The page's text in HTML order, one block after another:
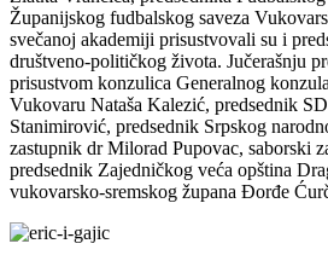
Županijskog fudbalskog saveza
svečanoj akademiji prisustvovali su i
društveno-političkog života. Jučerašnju
prisustvom konzulica Generalnog
Vukovaru Nataša Kalezić, predsednik
Stanimirović, predsednik Srpskog
zastupnik dr Milorad Pupovac, saborski
predsednik Zajedničkog veća opština
vukovarsko-sremskog župana Đorđe